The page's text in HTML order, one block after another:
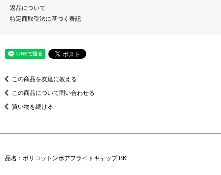
返品について
特定商取引法に基づく表記
この商品を友達に教える
この商品について問い合わせる
買い物を続ける
品名：ポリコットンボアフライトキャップ BK